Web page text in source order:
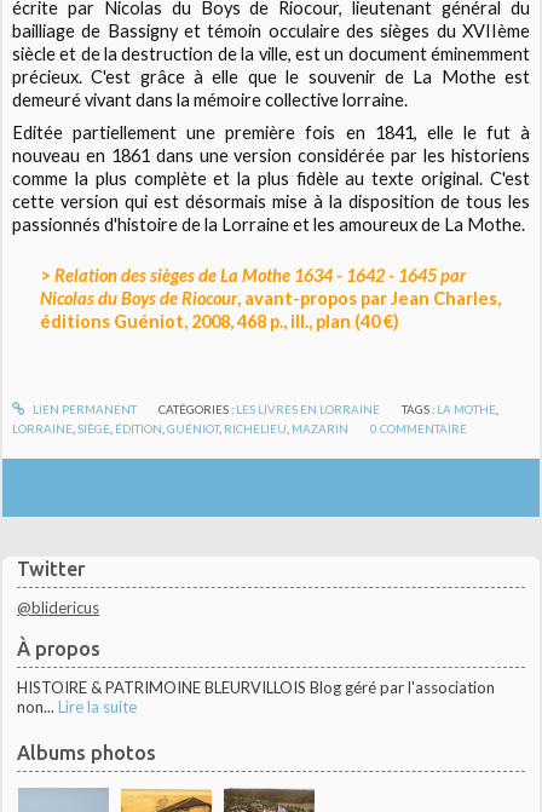
Twitter
@blidericus
À propos
HISTOIRE & PATRIMOINE BLEURVILLOIS Blog géré par l'association
non... Lire la suite
Albums photos
écrite par Nicolas du Boys de Riocour, lieutenant général du
bailliage de Bassigny et témoin occulaire des sièges du XVIIème
siècle et de la destruction de la ville, est un document éminemment
précieux. C'est grâce à elle que le souvenir de La Mothe est
demeuré vivant dans la mémoire collective lorraine.
Editée partiellement une première fois en 1841, elle le fut à
nouveau en 1861 dans une version considérée par les historiens
comme la plus complète et la plus fidèle au texte original. C'est
cette version qui est désormais mise à la disposition de tous les
passionnés d'histoire de la Lorraine et les amoureux de La Mothe.
> Relation des sièges de La Mothe 1634 - 1642 - 1645 par
Nicolas du Boys de Riocour, avant-propos par Jean Charles,
éditions Guéniot, 2008, 468 p., ill., plan (40 €)
LIEN PERMANENT CATÉGORIES : LES LIVRES EN LORRAINE TAGS : LA MOTHE
LORRAINE ,SIÈGE ÉDITION ,GUÉNIOT, RICHELIEU MAZARIN 0 COMMENTAIRE